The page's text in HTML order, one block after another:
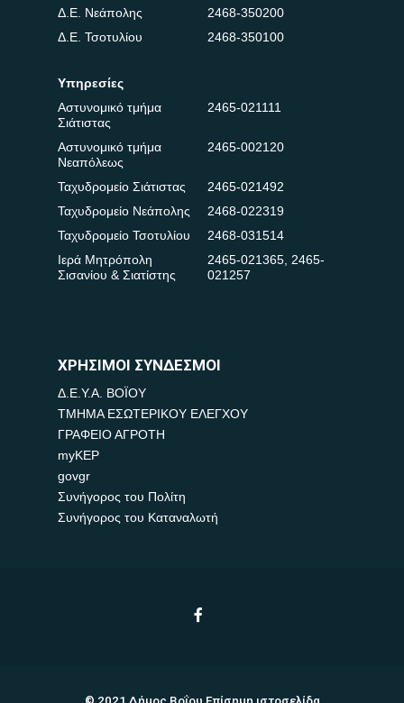
Δ.Ε. Νεάπολης
2468-350200
Δ.Ε. Τσοτυλίου
2468-350100
Υπηρεσίες
Αστυνομικό τμήμα
Σιάτιστας
2465-021111
Αστυνομικό τμήμα
Νεαπόλεως
2465-002120
Ταχυδρομείο Σιάτιστας
2465-021492
Ταχυδρομείο Νεάπολης
2468-022319
Ταχυδρομείο Τσοτυλίου
2468-031514
Ιερά Μητρόπολη
Σισανίου & Σιατίστης
2465-021365, 2465-
021257
ΧΡΗΣΙΜΟΙ ΣΥΝΔΕΣΜΟΙ
Δ.Ε.Υ.Α. ΒΟΪΟΥ
ΤΜΗΜΑ ΕΣΩΤΕΡΙΚΟΥ ΕΛΕΓΧΟΥ
ΓΡΑΦΕΙΟ ΑΓΡΟΤΗ
myKEP
govgr
Συνήγορος του Πολίτη
Συνήγορος του Καταναλωτή